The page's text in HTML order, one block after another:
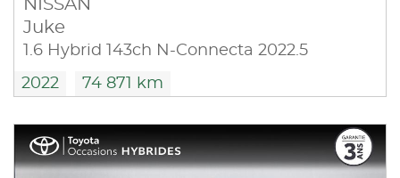
NISSAN
Juke
1.6 Hybrid 143ch N-Connecta 2022.5
2022 74 871 km